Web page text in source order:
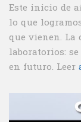
Este inicio de
lo que
que vienen. La
laboratorios:
en futuro. Leer